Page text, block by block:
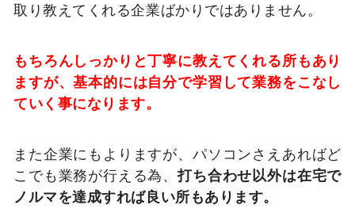
取り教えてくれる企業ばかりではありません。
もちろんしっかりと丁寧に教えてくれる所もあり
ますが、基本的には自分で学習して業務をこなし
ていく事になります。
また企業にもよりますが、パソコンさえあればど
こでも業務が行える為、打ち合わせ以外は在宅で
ノルマを達成すれば良い所もあります。